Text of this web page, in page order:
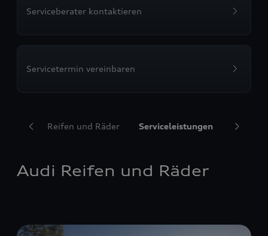
Serviceberater kontaktieren
Servicetermin vereinbaren
Audi Reifen und Räder Serviceleistungen
Audi Reifen und Räder